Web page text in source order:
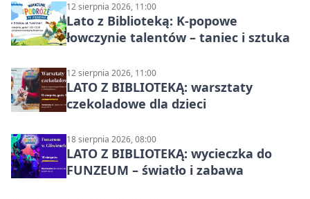
12 sierpnia 2026, 11:00
Lato z Biblioteką: K-popowe
łowczynie talentów – taniec i sztuka
12 sierpnia 2026, 11:00
LATO Z BIBLIOTEKĄ: warsztaty
czekoladowe dla dzieci
18 sierpnia 2026, 08:00
LATO Z BIBLIOTEKĄ: wycieczka do
FUNZEUM – światło i zabawa